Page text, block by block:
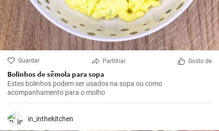
Guardar Partilhar Gosto de
Bolinhos de sêmola para sopa
Estes bolinhos podem ser usados ​​na sopa ou como
acompanhamento para o molho
in_inthekitchen